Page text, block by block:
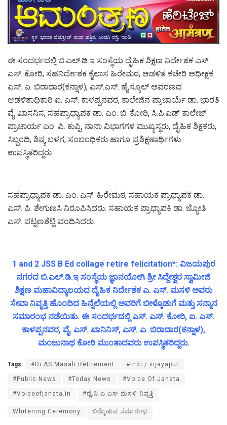
ಈ ಸಂದರ್ಭದಲ್ಲಿ ಬಿ.ಎಲ್.ಡಿ.ಇ ಸಂಸ್ಥೆಯ ದೈಹಿಕ ಶಿಕ್ಷಣ ನಿರ್ದೇಶಕ ಎಸ್.
ಎಸ್. ಕೋರಿ, ಸಹನಿರ್ದೇಶಕ ಕೈಲಾಸ ಹಿರೇಮಠ, ಆಡಳಿತ ಕಚೇರಿ ಅಧೀಕ್ಷಕ
ಎಸ್. ಎ. ಬಿರಾದಾರ(ಕನ್ನಾಳ), ಎಸ್.ಎಸ್. ಹೈಸ್ಕೂಲ್ ಆವರಣದ
ಆಡಳಿತಾಧಿಕಾರಿ ಐ. ಎಸ್. ಕಾಳಪ್ಪನವರ, ಕಾಲೇಜಿನ ಪ್ರಾಚಾರ್ಯೆ ಡಾ. ಭಾರತಿ
ವೈ. ಖಾಸನಿಸ, ಸಹಪ್ರಾಧ್ಯಾಪಕ ಡಾ. ಎಂ. ಬಿ. ಕೋರಿ, ಸಿ.ಪಿ.ಎಡ್ ಕಾಲೇಜ್
ಪ್ರಾಚಾರ್ಯ ಎಂ. ಪಿ. ಕುಪ್ಪಿ, ನಾನಾ ವಿಭಾಗಗಳ ಮುಖ್ಯಸ್ಥರು, ದೈಹಿಕ ಶಿಕ್ಷಕರು,
ಸಿಬ್ಬಂದಿ, ಶಿಷ್ಯ ಬಳಗ, ಸಂಬಂಧಿಕರು ಹಾಗೂ ಪ್ರಶಿಕ್ಷಣಾರ್ಥಿಗಳು
ಉಪಸ್ಥಿತರಿದ್ದರು.
ಸಹಪ್ರಾಧ್ಯಾಪಕ ಡಾ. ಎಂ. ಎಸ್. ಹಿರೇಮಠ, ಸಹಾಯಕ ಪ್ರಾಧ್ಯಾಪಕ ಡಾ.
ಎಸ್. ಪಿ. ಶೇಗುಣಸಿ ನಿರೂಪಿಸಿದರು. ಸಹಾಯಕ ಪ್ರಾಧ್ಯಾಪಕಿ ಡಾ. ಜ್ಯೋತಿ
ಎಸ್. ಪಟ್ಟಣಶೆಟ್ಟಿ ವಂದಿಸಿದರು.
1 and 2 JSS B Ed collage retire felicitation*: ವಿಜಯಪುರ
ನಗರದ ಬಿ.ಎಲ್.ಡಿ.ಇ ಸಂಸ್ಥೆಯ ಜ್ಞಾನಯೋಗಿ ಶ್ರೀ ಸಿದ್ದೇಶ್ವರ ಸ್ವಾಮೀಜಿ
ಶಿಕ್ಷಣ ಮಹಾವಿದ್ಯಾಲಯದ ದೈಹಿಕ ನಿರ್ದೇಶಕ ಎ. ಎಸ್. ಮಸಳಿ ಅವರು
ಸೇವಾ ನಿವೃತ್ತಿ ಹೊಂದಿದ ಹಿನ್ನೆಲೆಯಲ್ಲಿ ಅವರಿಗೆ ಬೀಳ್ಕೊಡುಗೆ ಮತ್ತು ಸನ್ಮಾನ
ಸಮಾರಂಭ ನಡೆಯಿತು. ಈ ಸಂದರ್ಭದಲ್ಲಿ ಎಸ್. ಎಸ್. ಕೋರಿ, ಐ. ಎಸ್.
ಕಾಳಪ್ಪನವರ, ವೈ. ಎಸ್. ಖಾನಿನಿಸ್, ಎಸ್. ಎ. ಬಿರಾದಾರ(ಕನ್ನಾಳ),
ಮಂಜುನಾಥ ಕೋರಿ ಮುಂತಾದವರು ಉಪಸ್ಥಿತರಿದ್ದರು.
Tags: #Di AS Masali Retirement #indi / vijayapur
#Public News #Today News #Voice Of Janata
#Voiceofjanata.in #ದೈ.ನಿ ಎ.ಎಸ್ ಮಸಳಿ ನಿವೃತ್ತಿ
Whitening Ceremony ಬಿಳ್ಕೊಡುವ ಸಮಾರಂಭ